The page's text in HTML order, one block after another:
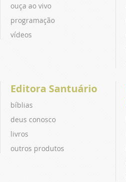
ouça ao vivo
programação
vídeos
Editora Santuário
bíblias
deus conosco
livros
outros produtos